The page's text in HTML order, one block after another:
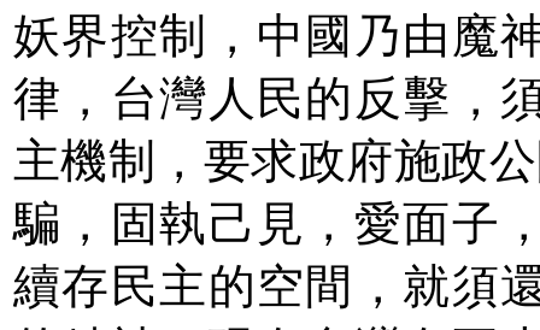
妖界控制，中國乃由魔
律，台灣人民的反擊，
主機制，要求政府施政
騙，固執己見，愛面子
續存民主的空間，就須